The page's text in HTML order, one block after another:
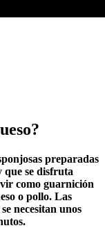
preparadas
que se disfruta
como guarnición
o pollo. Las
necesitan unos